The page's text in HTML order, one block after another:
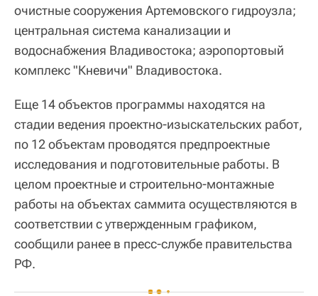
очистные сооружения Артемовского гидроузла;
центральная система канализации и
водоснабжения Владивостока; аэропортовый
комплекс "Кневичи" Владивостока.
Еще 14 объектов программы находятся на
стадии ведения проектно-изыскательских работ,
по 12 объектам проводятся предпроектные
исследования и подготовительные работы. В
целом проектные и строительно-монтажные
работы на объектах саммита осуществляются в
соответствии с утвержденным графиком,
сообщили ранее в пресс-службе правительства
РФ.